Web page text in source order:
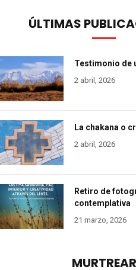
ÚLTIMAS
Testimonio de
2 abril, 2026
La chakana o
2 abril, 2026
Retiro de
contemplativa
21 marzo, 2026
MURTREAR